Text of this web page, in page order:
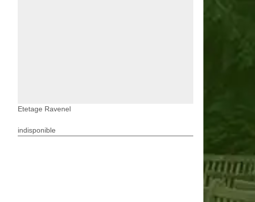
Etetage Ravenel
indisponible